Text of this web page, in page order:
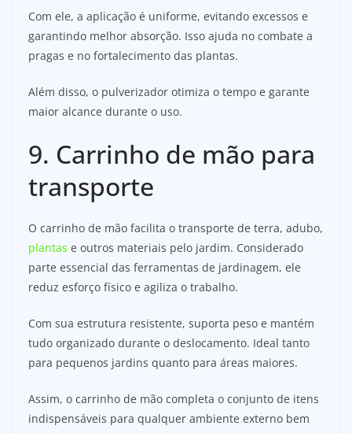
Com ele, a aplicação é uniforme, evitando excessos e
garantindo melhor absorção. Isso ajuda no combate a
pragas e no fortalecimento das plantas.
Além disso, o pulverizador otimiza o tempo e garante
maior alcance durante o uso.
9. Carrinho de mão para
transporte
O carrinho de mão facilita o transporte de terra, adubo,
plantas e outros materiais pelo jardim. Considerado
parte essencial das ferramentas de jardinagem, ele
reduz esforço físico e agiliza o trabalho.
Com sua estrutura resistente, suporta peso e mantém
tudo organizado durante o deslocamento. Ideal tanto
para pequenos jardins quanto para áreas maiores.
Assim, o carrinho de mão completa o conjunto de itens
indispensáveis para qualquer ambiente externo bem